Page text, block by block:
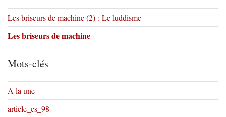
Les briseurs de machine (2) : Le luddisme
Les briseurs de machine
Mots-clés
A la une
article_cs_98